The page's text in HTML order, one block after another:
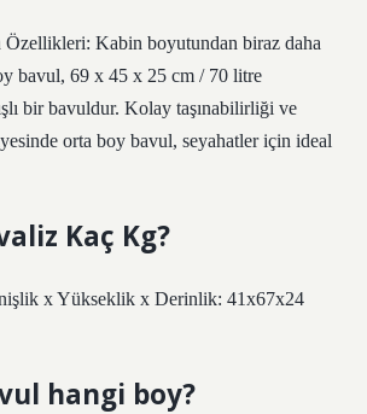
Kabin boyutundan biraz daha
bavul, 69 x 45 x 25 cm / 70 litre
bir bavuldur. Kolay taşınabilirliği ve
orta boy bavul, seyahatler için ideal
Kaç Kg?
x Yükseklik x Derinlik: 41x67x24
hangi boy?